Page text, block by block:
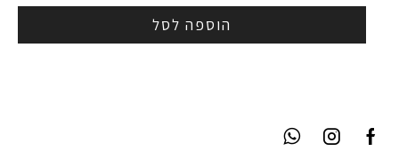
הוספה לסל